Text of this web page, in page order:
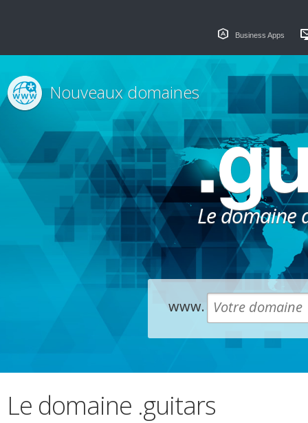
Business Apps
Le domaine
Nouveaux domaines
www.
Le domaine .guitars